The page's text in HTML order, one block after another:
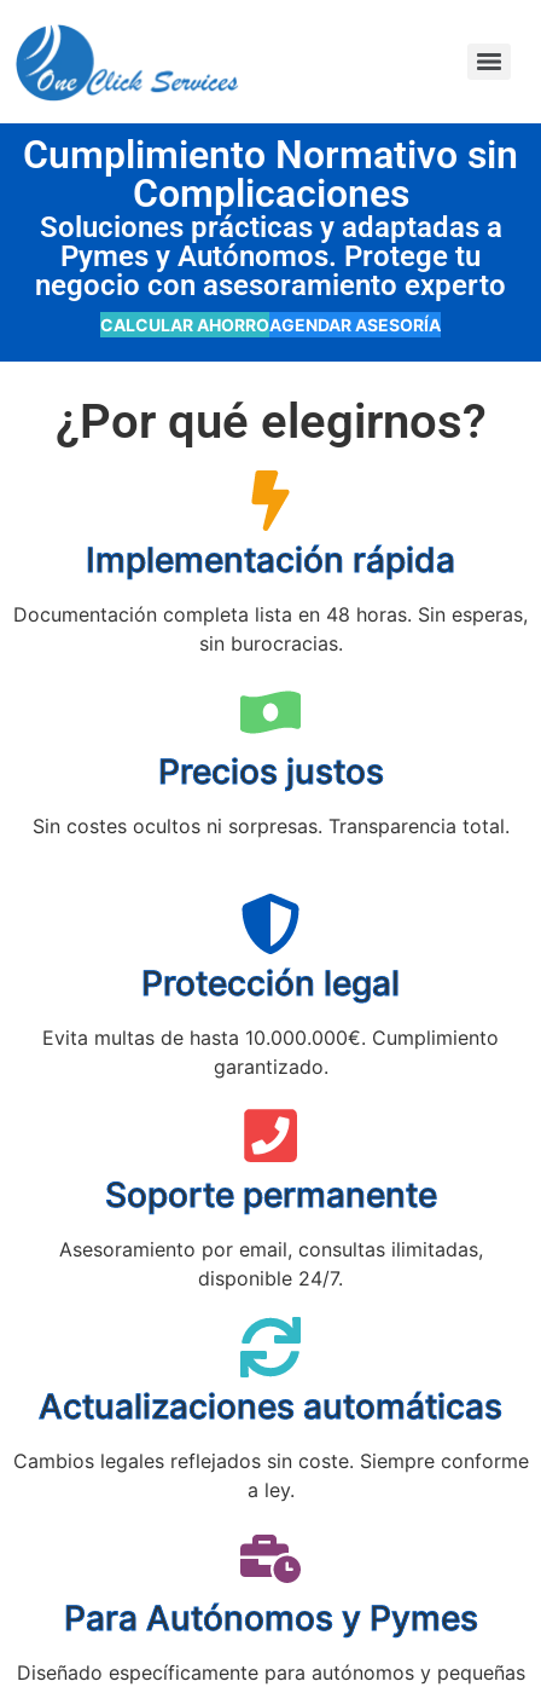
Cumplimiento Normativo sin
Complicaciones
Soluciones prácticas y adaptadas a
Pymes y Autónomos. Protege tu
negocio con asesoramiento experto
CALCULAR AHORROAGENDAR ASESORÍA
¿Por qué elegirnos?
Implementación rápida
Documentación completa lista en 48 horas. Sin esperas,
sin burocracias.
Precios justos
Sin costes ocultos ni sorpresas. Transparencia total.
Protección legal
Evita multas de hasta 10.000.000€. Cumplimiento
garantizado.
Soporte permanente
Asesoramiento por email, consultas ilimitadas,
disponible 24/7.
Actualizaciones automáticas
Cambios legales reflejados sin coste. Siempre conforme
a ley.
Para Autónomos y Pymes
Diseñado específicamente para autónomos y pequeñas